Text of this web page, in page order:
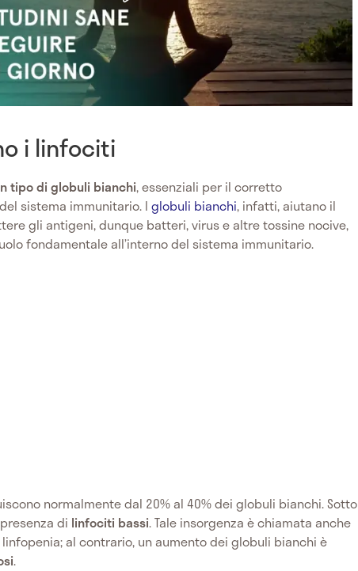
i linfociti
tipo di globuli bianchi, essenziali per il corretto
sistema immunitario. Iglobuli bianchi, infatti, aiutano il
gli antigeni, dunque batteri, virus e altre tossine nocive,
fondamentale all’interno del sistema immunitario.
normalmente dal 20% al 40% dei globuli bianchi. Sotto
di linfociti bassi. Tale insorgenza è chiamata anche
al contrario, un aumento dei globuli bianchi è
.